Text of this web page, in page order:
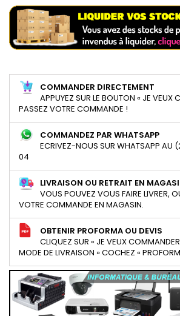
COMMANDER DIRECTEMENT
APPUYEZ SUR LE BOUTON « JE VEUX
PASSEZ VOTRE COMMANDE !
COMMANDEZ PAR WHATSAPP
ECRIVEZ-NOUS SUR WHATSAPP
04
LIVRAISON OU RETRAIT EN
VOUS POUVEZ VOUS FAIRE LIVRER,
VOTRE COMMANDE EN MAGASIN.
OBTENIR PROFORMA OU DEVIS
CLIQUEZ SUR « JE VEUX COMMANDER
MODE DE LIVRAISON » COCHEZ «